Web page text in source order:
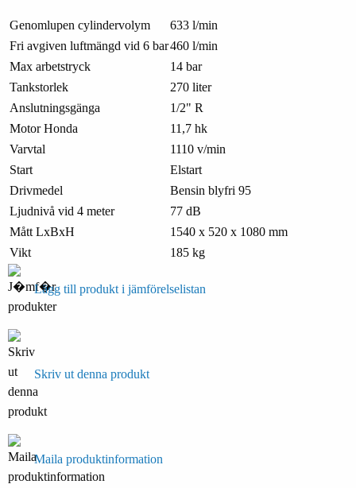
Genomlupen cylindervolym
633 l/min
Fri avgiven luftmängd vid 6 bar460 l/min
Max arbetstryck
14 bar
Tankstorlek
270 liter
Anslutningsgänga
1/2" R
Motor Honda
11,7 hk
Varvtal
1110 v/min
Start
Elstart
Drivmedel
Bensin blyfri 95
Ljudnivå vid 4 meter
77 dB
Mått LxBxH
1540 x 520 x 1080 mm
Vikt
185 kg
Lägg till produkt i jämförelselistan
Skriv ut denna produkt
Maila produktinformation